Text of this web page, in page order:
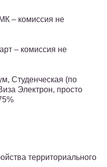
– комиссия не
– комиссия не
Студенческая (по
Электрон, просто
территориального